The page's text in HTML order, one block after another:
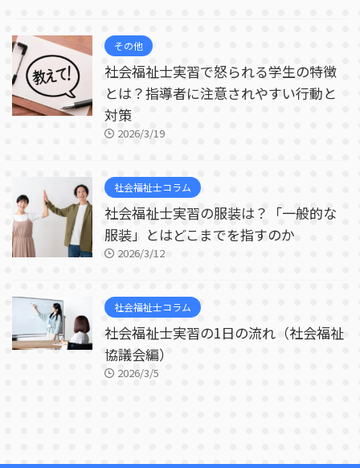
その他
社会福祉士実習で怒られる学生の特徴
とは？指導者に注意されやすい行動と
対策
2026/3/19
社会福祉士コラム
社会福祉士実習の服装は？「一般的な
服装」とはどこまでを指すのか
2026/3/12
社会福祉士コラム
社会福祉士実習の1日の流れ（社会福祉
協議会編）
2026/3/5